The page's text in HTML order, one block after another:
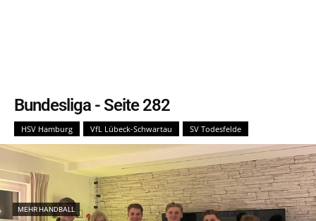
Bundesliga - Seite 282
HSV Hamburg VfL Lübeck-Schwartau SV Todesfelde
MEHR HANDBALL